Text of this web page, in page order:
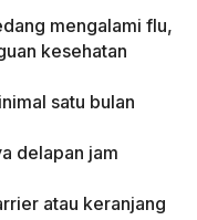
mengalami flu,
kesehatan
satu bulan
delapan jam
atau keranjang